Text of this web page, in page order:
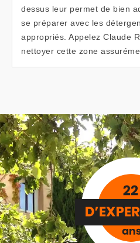
dessus leur permet de bien
se préparer avec les
appropriés. Appelez Claude
nettoyer cette zone